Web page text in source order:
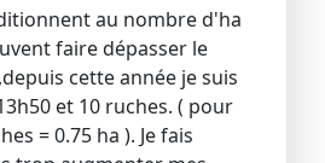
au nombre d'ha
faire dépasser le
cette année je suis
et 10 ruches. ( pour
= 0.75 ha ). Je fais